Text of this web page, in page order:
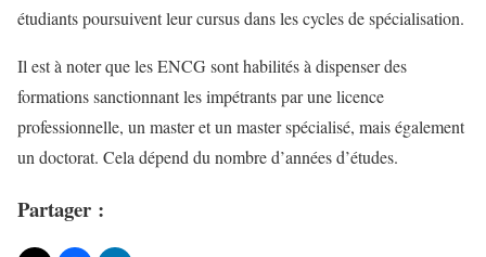
étudiants poursuivent leur cursus dans les cycles de spécialisation.
Il est à noter que les ENCG sont habilités à dispenser des
formations sanctionnant les impétrants par une licence
professionnelle, un master et un master spécialisé, mais également
un doctorat. Cela dépend du nombre d’années d’études.
Partager :